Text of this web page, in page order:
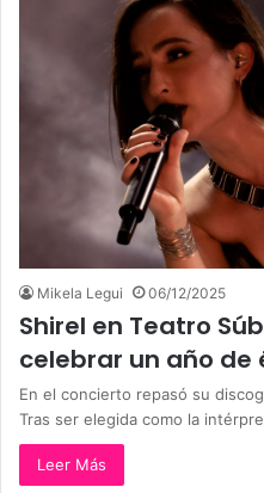
Mikela Legui 06/12/2025
Shirel en Teatro
celebrar un año de
En el concierto repasó su
Tras ser elegida como la
Leer Más